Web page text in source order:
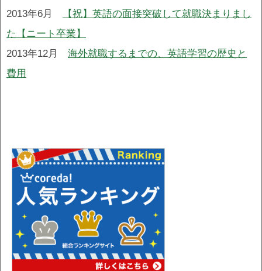
2013年6月
【祝】英語の面接突破して就職決まりまし
た【ニート卒業】
2013年12月 海外就職するまでの、英語学習の歴史と
費用